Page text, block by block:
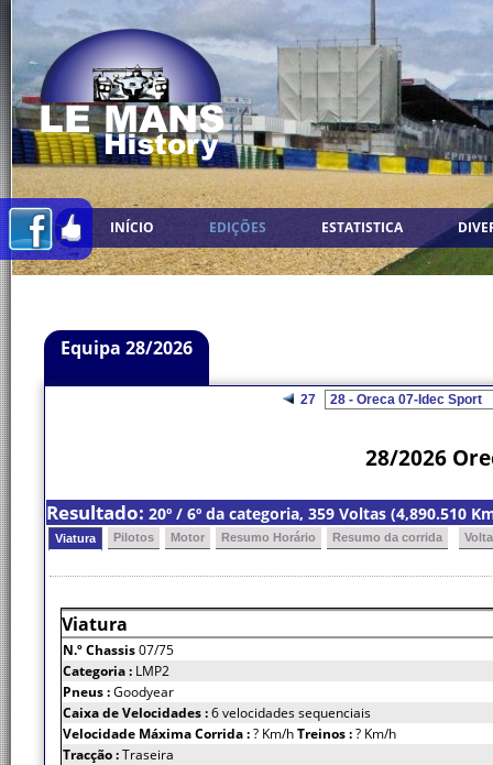
INÍCIO EDIÇÕES ESTATISTICA
Equipa 28/2026
27
28/2026
Resultado: 20º / 6º da categoria, 359 Voltas (4,890.510
Viatura Pilotos Motor Resumo Horário Resumo da corrida
Viatura
N.º Chassis07/75
Categoria : LMP2
Pneus :Goodyear
Caixa de Velocidades :6 velocidades sequenciais
Velocidade Máxima Corrida :? Km/hTreinos :? Km/h
Tracção :Traseira